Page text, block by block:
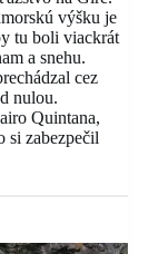
výšku je
tu boli viackrát
a snehu.
cez
nulou.
Quintana,
si zabezpečil